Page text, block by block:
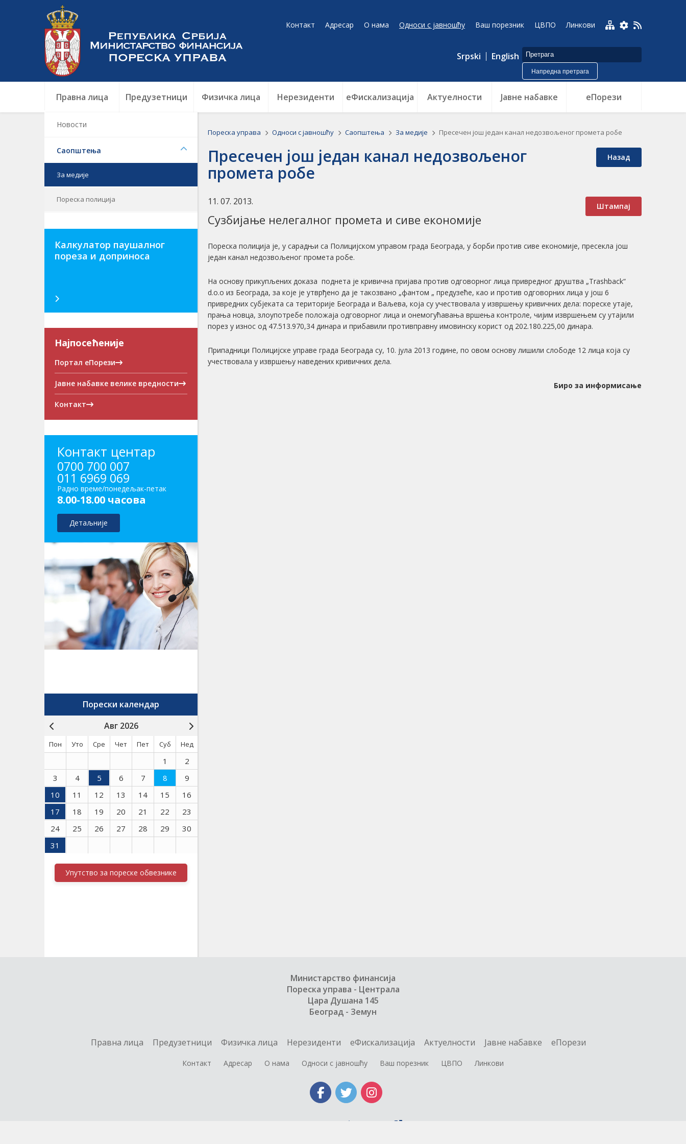
Контакт Адресар О нама Односи с јавношћу Ваш порезник ЦВПО Линкови
Srpski English
Напредна претрага
Правна лица Предузетници Физичка лица Нерезиденти еФискализација Актуелности Jавне набавке еПорези
Новости
Саопштења
За медије
Пореска полиција
Калкулатор паушалног
пореза и доприноса
Најпосећеније
Портал еПорези
Јавне набавке велике вредности
Контакт
Контакт центар
0700 700 007
011 6969 069
Радно време/понедељак-петак
8.00-18.00 часова
Детаљније
Порески календар
Авг 2026
Пон Уто Сре Чет Пет Суб Нед
1
2
3
4 5 6 7 8
9
10
11 12 13 14 15
16
17
18 19 20 21 22
23
24
25 26 27 28 29
30
31
Упутство за пореске обвезнике
Пореска управа Односи с јавношћу Саопштења За медије Пресечен још један канал недозвољеног промета робе
Назад
Пресечен још један канал недозвољеног
промета робе
Штампај
11. 07. 2013.
Сузбијање нелегалног промета и сиве економије
Пореска полиција је, у сарадњи са Полицијском управом града Београда, у борби против сиве економије, пресекла још
један канал недозвољеног промета робе.
На основу прикупљених доказа поднета је кривична пријава против одговорног лица привредног друштва „Trashback“
d.o.o из Београда, за које је утврђено да је такозвано „фантом „ предузеће, као и против одговорних лица у још 6
привредних субјеката са територије Београда и Ваљева, која су учествовала у извршењу кривичних дела: пореске утаје,
прања новца, злоупотребе положаја одговорног лица и онемогућавања вршења контроле, чијим извршењем су утајили
порез у износ од 47.513.970,34 динара и прибавили противправну имовинску корист од 202.180.225,00 динара.
Припадници Полицијске управе града Београда су, 10. јула 2013 године, по овом основу лишили слободе 12 лица која су
учествовала у извршењу наведених кривичних дела.
Биро за информисање
Министарство финансија
Пореска управа - Централа
Цара Душана 145
Београд - Земун
Правна лица Предузетници Физичка лица Нерезиденти еФискализација Актуелности Jавне набавке еПорези
Контакт Адресар О нама Односи с јавношћу Ваш порезник ЦВПО Линкови
Министарство финансија